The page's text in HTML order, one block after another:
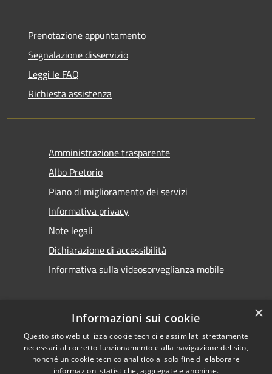
Prenotazione appuntamento
Segnalazione disservizio
Leggi le FAQ
Richiesta assistenza
Amministrazione trasparente
Albo Pretorio
Piano di miglioramento dei servizi
Informativa privacy
Note legali
Dichiarazione di accessibilità
Informativa sulla videosorveglianza mobile
RSS
Accessibilità
Copyright © 2026 • Comune di
Taranto • Powered by
×
Informazioni sui cookie
Questo sito web utilizza cookie tecnici e assimilati strettamente
necessari al corretto funzionamento e alla navigazione del sito,
nonché un cookie tecnico analitico al solo fine di elaborare
informazioni statistiche, aggregate e anonime.